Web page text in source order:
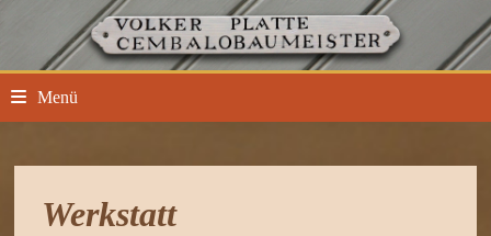
springen
Menü
Werkstatt